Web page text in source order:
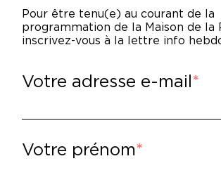
d’un amour fou, qui fait
Nin et Henry Miller
ces deux écrivains
au fil des années tout
de leur œuvre et le sens
Pour être tenu(e) au courant de la
programmation de la Maison de la
inscrivez-vous à la lettre info
Votre adresse e-mail
Votre prénom